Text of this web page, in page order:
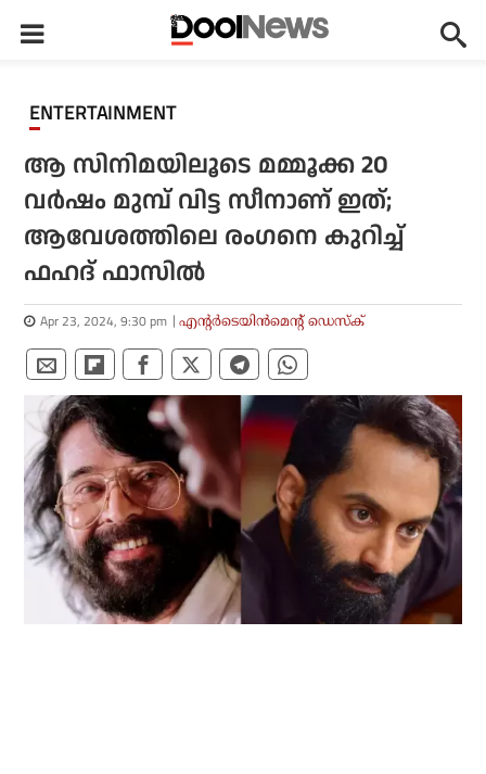
ENTERTAINMENT
ആ സിനിമയിലൂടെ മമ്മൂക്ക 20
വര്‍ഷം മുമ്പ് വിട്ട സീനാണ് ഇത്;
ആവേശത്തിലെ രംഗനെ കുറിച്ച്
ഫഹദ് ഫാസില്‍
Apr 23, 2024, 9:30 pm എന്റര്‍ടെയിന്‍മെന്റ് ഡെസ്‌ക്